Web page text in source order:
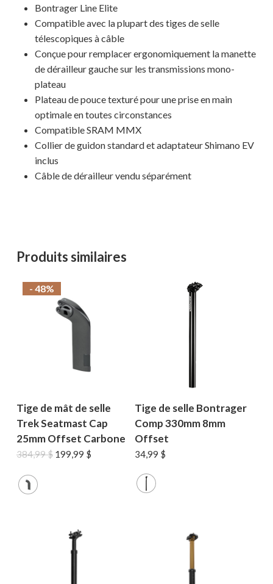
Votre panier est vide.
Bontrager Line Elite
Compatible avec la plupart des tiges de selle
télescopiques à câble
Conçue pour remplacer ergonomiquement la manette
de dérailleur gauche sur les transmissions mono-
plateau
Plateau de pouce texturé pour une prise en main
optimale en toutes circonstances
Compatible SRAM MMX
Collier de guidon standard et adaptateur Shimano EV
inclus
Câble de dérailleur vendu séparément
Produits similaires
- 48%
Tige de mât de selle
Trek Seatmast Cap
25mm Offset Carbone
384,99$ Le
199,99 $Le
Tige de selle Bontrager
Comp 330mm 8mm
Offset
34,99 $